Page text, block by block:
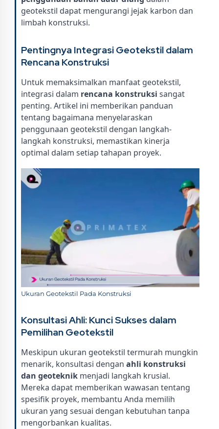
geotekstil dapat mengurangi jejak karbon dan
limbah konstruksi.
Pentingnya Integrasi Geotekstil dalam
Rencana Konstruksi
Untuk memaksimalkan manfaat geotekstil,
integrasi dalam rencana konstruksi sangat
penting. Artikel ini memberikan panduan
tentang bagaimana menyelaraskan
penggunaan geotekstil dengan langkah-
langkah konstruksi, memastikan kinerja
optimal dalam setiap tahapan proyek.
Ukuran Geotekstil Pada Konstruksi
Konsultasi Ahli: Kunci Sukses dalam
Pemilihan Geotekstil
Meskipun ukuran geotekstil termurah mungkin
menarik, konsultasi dengan ahli konstruksi
dan geoteknik menjadi langkah krusial.
Mereka dapat memberikan wawasan tentang
spesifik proyek, membantu Anda memilih
ukuran yang sesuai dengan kebutuhan tanpa
mengorbankan kualitas.